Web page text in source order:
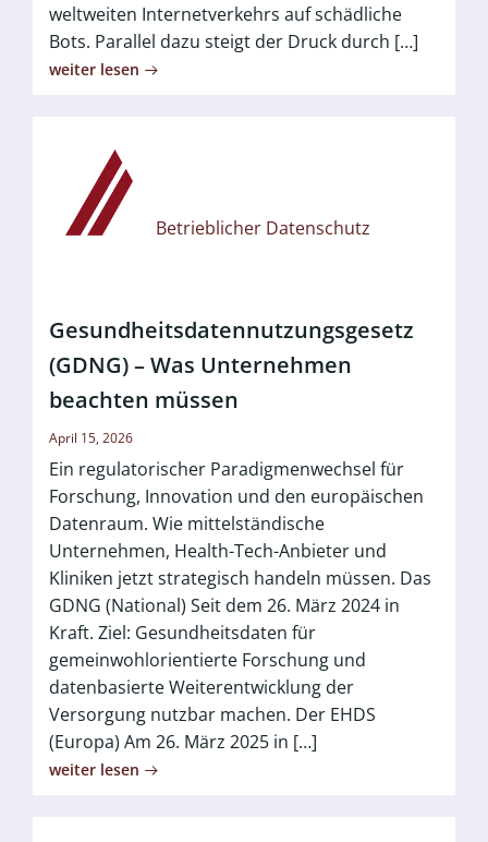
weltweiten Internetverkehrs auf schädliche
Bots. Parallel dazu steigt der Druck durch […]
weiter lesen
Betrieblicher Datenschutz
Gesundheitsdatennutzungsgesetz
(GDNG) – Was Unternehmen
beachten müssen
April 15, 2026
Ein regulatorischer Paradigmenwechsel für
Forschung, Innovation und den europäischen
Datenraum. Wie mittelständische
Unternehmen, Health-Tech-Anbieter und
Kliniken jetzt strategisch handeln müssen. Das
GDNG (National) Seit dem 26. März 2024 in
Kraft. Ziel: Gesundheitsdaten für
gemeinwohlorientierte Forschung und
datenbasierte Weiterentwicklung der
Versorgung nutzbar machen. Der EHDS
(Europa) Am 26. März 2025 in […]
weiter lesen